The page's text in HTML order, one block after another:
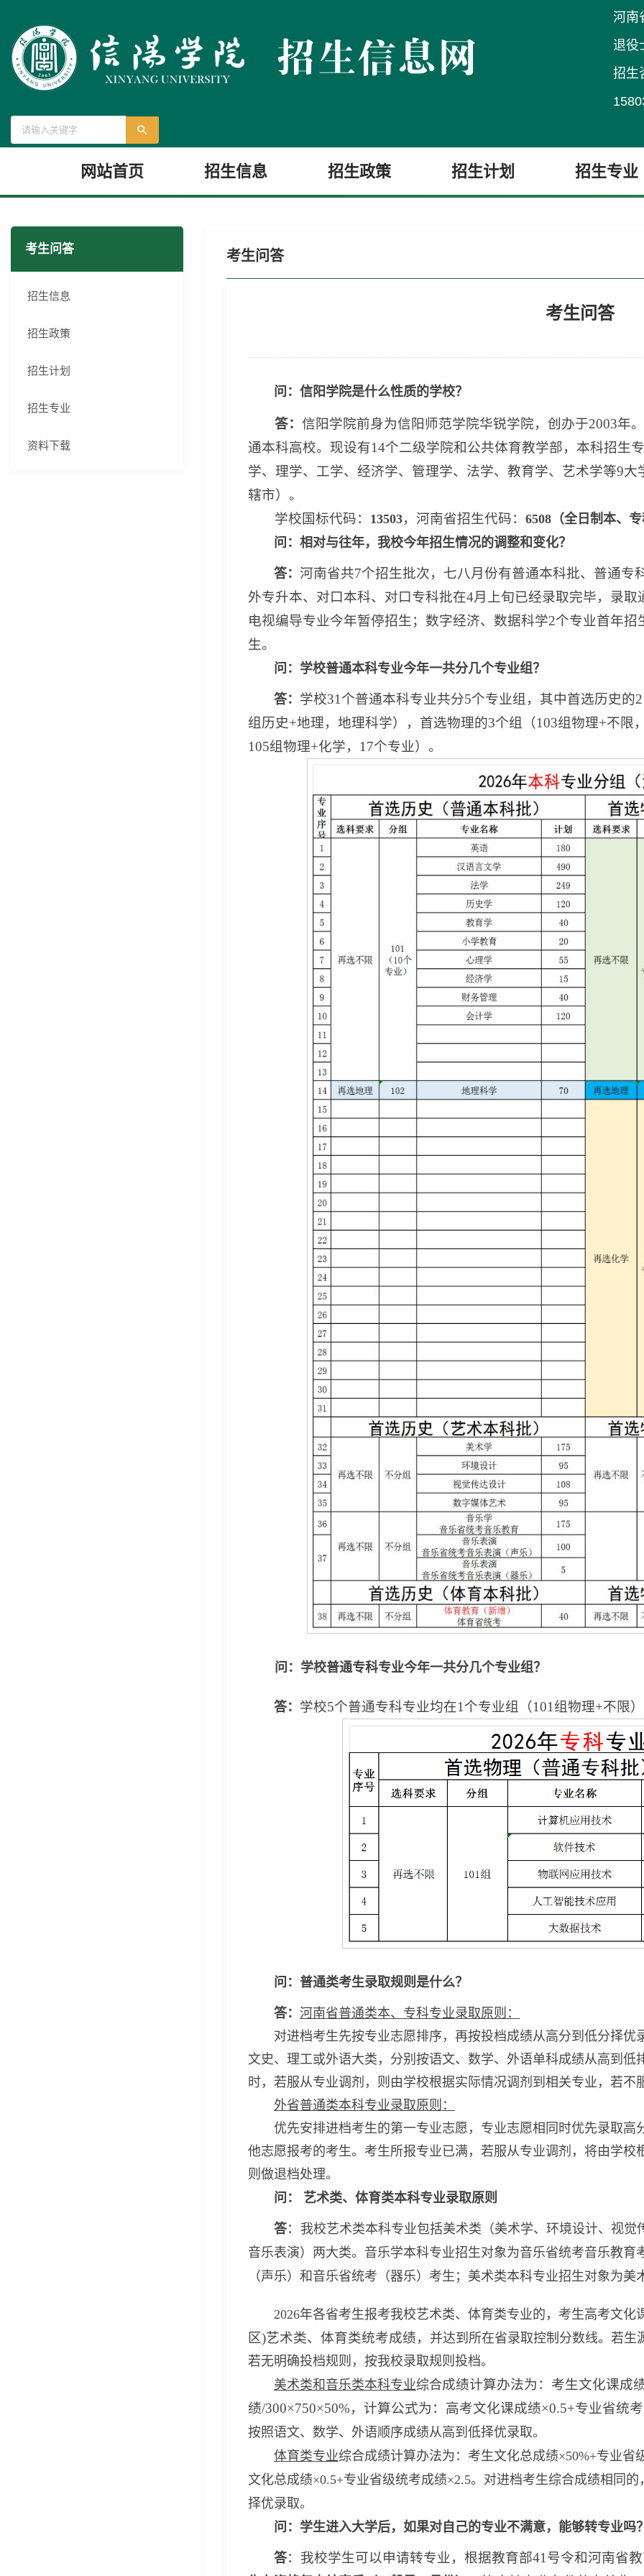
河南
退役
招生
网站首页 招生信息 招生政策 招生计划 招生专业
考生问答
招生信息
招生政策
招生计划
招生专业
资料下载
考生问答
考生问答
问： 信阳学院是什么性质的学校？
答： 信阳学院前身为信阳师范学院华锐学院，创办于2003年
通本科高校。现设有14个二级学院和公共体育教学部，本科招生
学、理学、工学、经济学、管理学、法学、教育学、艺术学等9
辖市）。
学校国标代码： 13503，河南省招生代码： 6508（全日制本、
问：相对与往年，我校今年招生情况的调整和变化？
答： 河南省共7个招生批次，七八月份有普通本科批、普通专
外专升本、对口本科、对口专科批在4月上旬已经录取完毕，录
电视编导专业今年暂停招生；数字经济、数据科学2个专业首年
生。
问：学校普通本科专业今年一共分几个专业组？
答： 学校31 个普通本科专业共分5个专业组，其中首选历史的
组历史+地理，地理科学），首选物理的3个组（103组物理+不限
105组物理+化学，1 7个专业）。
问：学校普通专科专业今年一共分几个专业组？
答： 学校5个普通专科专业均在1个专业组（101组物理+不限
问：普通类考生录取规则是什么？
答： 河南省普通类本、专科专业录取原则：
对进档考生先按专业志愿排序，再按投档成绩从高分到低分择
文史、理工或外语大类，分别按语文、数学、外语单科成绩从高到
时，若服从专业调剂，则由学校根据实际情况调剂到相关专业，若不
外省普通类本科专业录取原则：
优先安排进档考生的第一专业志愿，专业志愿相同时优先录取
他志愿报考的考生。考生所报专业已满，若服从专业调剂，将由学
则做退档处理。
问：
艺术类、体育类本科专业录取原则
答： 我校艺术类本科专业包括美术类（美术学、环境设计、视
音乐表演）两大类。音乐学本科专业招生对象为音乐省统考音乐教
（声乐）和音乐省统考（器乐）考生；美术类本科专业招生对象为美
2026年各省考生报考我校艺术类、体育类专业的，考生高考文化
区)艺术类、体育类统考成绩， 并达到所在省录取控制分数线。若
若无明确投档规则，按我校录取规则投档。
美术类和音乐类本科专业综合成绩计算办法为：考生文化课成
绩/300×750×50%，计算公式为：高考文化课成绩×0.5+专业省统
按照语文、数学、外语顺序成绩从高到低择优录取。
体育类专业综合成绩计算办法为：考生文化总成绩×50%+专业省
文化总成绩×0.5+专业省级统考成绩×2.5。对进档考生综合成绩相同
择优录取。
问：学生进入大学后，如果对自己的专业不满意，能够转专业吗
答：我校学生可以申请转专业，根据教育部41号令和河南省